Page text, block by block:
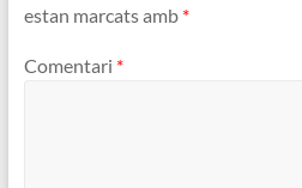
estan marcats amb *
Comentari *